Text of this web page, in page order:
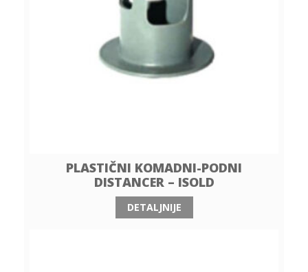
PLASTIČNI KOMADNI-PODNI
DISTANCER – ISOLD
DETALJNIJE